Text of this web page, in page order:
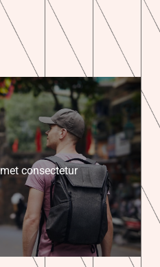
consectetur